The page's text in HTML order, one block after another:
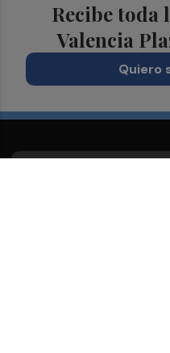
Recibe toda
Valencia
Quiero